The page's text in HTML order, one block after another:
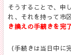
そうすることで、申
れ、それを持って市
き換えの手続きを完
（手続きは当日中